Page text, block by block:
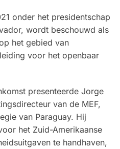
onder het presidentschap
wordt beschouwd als
het gebied van
voor het openbaar
presenteerde Jorge
van de MEF,
van Paraguay. Hij
het Zuid-Amerikaanse
te handhaven,